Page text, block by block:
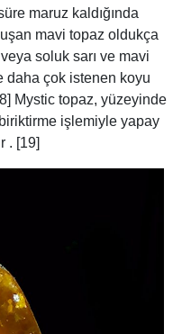
maruz kaldığında
mavi topaz oldukça
soluk sarı ve mavi
daha çok istenen koyu
Mystic topaz, yüzeyinde
işlemiyle yapay
. [19]